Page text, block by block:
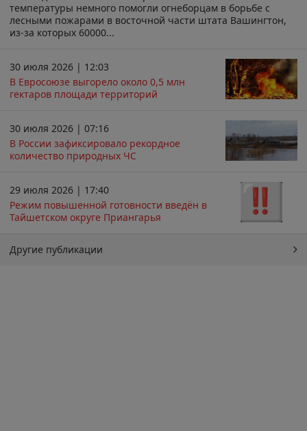
температуры немного помогли огнеборцам в борьбе с
лесными пожарами в восточной части штата Вашингтон,
из-за которых 60000...
30 июля 2026 | 12:03
В Евросоюзе выгорело около 0,5 млн
гектаров площади территорий
30 июля 2026 | 07:16
В России зафиксировало рекордное
количество природных ЧС
29 июля 2026 | 17:40
Режим повышенной готовности введён в
Тайшетском округе Приангарья
Другие публикации